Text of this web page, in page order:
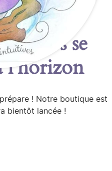
choses se
! Notre boutique est
bientôt lancée !